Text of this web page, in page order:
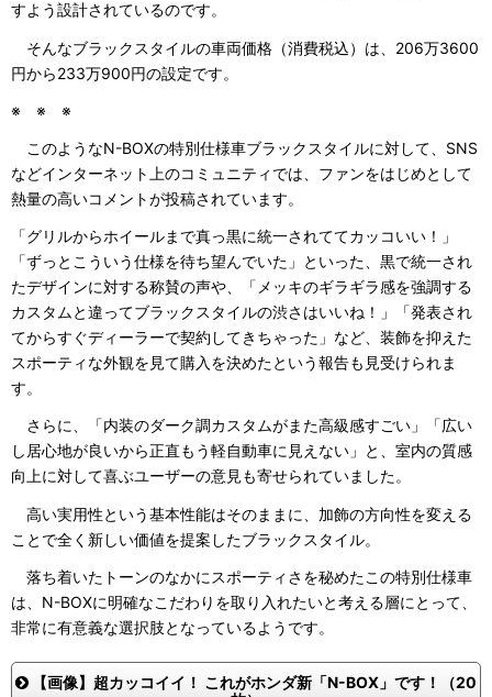
すよう設計されているのです。
そんなブラックスタイルの車両価格（消費税込）は、206万3600
円から233万900円の設定です。
※ ※ ※
このようなN-BOXの特別仕様車ブラックスタイルに対して、SNS
などインターネット上のコミュニティでは、ファンをはじめとして
熱量の高いコメントが投稿されています。
「グリルからホイールまで真っ黒に統一されててカッコいい！」
「ずっとこういう仕様を待ち望んでいた」といった、黒で統一され
たデザインに対する称賛の声や、「メッキのギラギラ感を強調する
カスタムと違ってブラックスタイルの渋さはいいね！」「発表され
てからすぐディーラーで契約してきちゃった」など、装飾を抑えた
スポーティな外観を見て購入を決めたという報告も見受けられま
す。
さらに、「内装のダーク調カスタムがまた高級感すごい」「広い
し居心地が良いから正直もう軽自動車に見えない」と、室内の質感
向上に対して喜ぶユーザーの意見も寄せられていました。
高い実用性という基本性能はそのままに、加飾の方向性を変える
ことで全く新しい価値を提案したブラックスタイル。
落ち着いたトーンのなかにスポーティさを秘めたこの特別仕様車
は、N-BOXに明確なこだわりを取り入れたいと考える層にとって、
非常に有意義な選択肢となっているようです。
【画像】超カッコイイ！ これがホンダ新「N-BOX」です！（20